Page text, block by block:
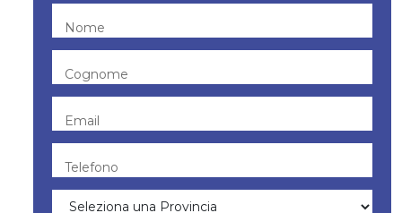
Nome
Cognome
Email
Telefono